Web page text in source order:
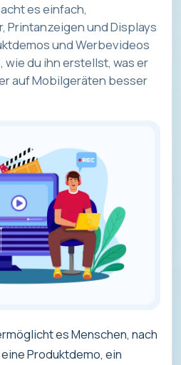
es einfach,
Printanzeigen und Displays
und Werbevideos
wie du ihn erstellst, was er
auf Mobilgeräten besser
es Menschen, nach
Produktdemo, ein